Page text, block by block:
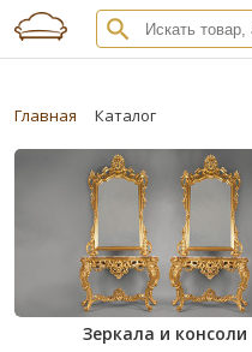
Главная Каталог
Зеркала и консоли